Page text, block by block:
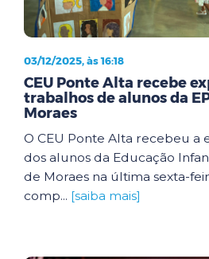
03/12/2025, às 16:18
CEU Ponte Alta recebe
trabalhos de alunos da
Moraes
O CEU Ponte Alta recebeu a
dos alunos da Educação
de Moraes na última sexta-
comp... [saiba mais]